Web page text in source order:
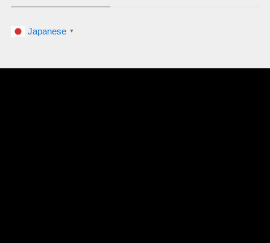
Japanese ▼